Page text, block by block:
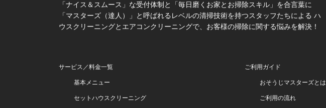
「ナイス＆スムース」な受付体制と「毎日磨くお家とお掃除スキル」を合言葉に
「マスターズ（達人）」と呼ばれるレベルの清掃技術を持つスタッフたちによる ハ
ウスクリーニングとエアコンクリーニングで、お客様の掃除に関する悩みを解決！
サービス／料金一覧
基本メニュー
セットハウスクリーニング
ご利用ガイド
おそうじマスターズとは
ご利用の流れ